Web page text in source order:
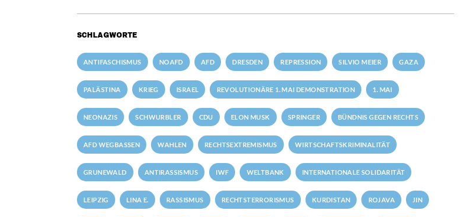
SCHLAGWORTE
ANTIFASCHISMUS NOAFD AFD DRESDEN REPRESSION SILVIO MEIER GAZA
PALÄSTINA KRIEG ISRAEL REVOLUTIONÄRE 1. MAI DEMONSTRATION 1. MAI
NEONAZIS SCHWURBLER CDU ELON MUSK SPRINGER BÜNDNIS GEGEN RECHTS
AFD WEGBASSEN WAHLEN RECHTSEXTREMISMUS WIRTSCHAFTSKRIMINALITÄT
GRUNEWALD ANTIRASSISMUS IWF WELTBANK INTERNATIONALE SOLIDARITÄT
LEIPZIG LINA E. RASSISMUS RECHTSTERRORISMUS KURDISTAN ROJAVA JIN